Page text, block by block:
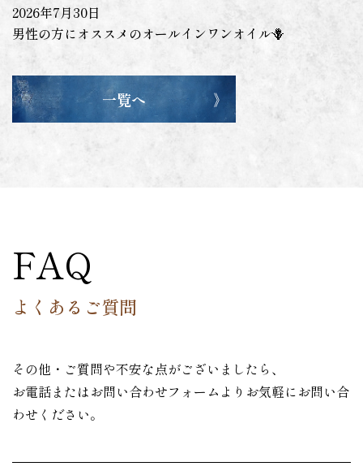
2026年7月30日
男性の方にオススメのオールインワンオイル🪻
一覧へ
FAQ
よくあるご質問
その他・ご質問や不安な点がございましたら、
お電話またはお問い合わせフォームよりお気軽にお問い合
わせください。